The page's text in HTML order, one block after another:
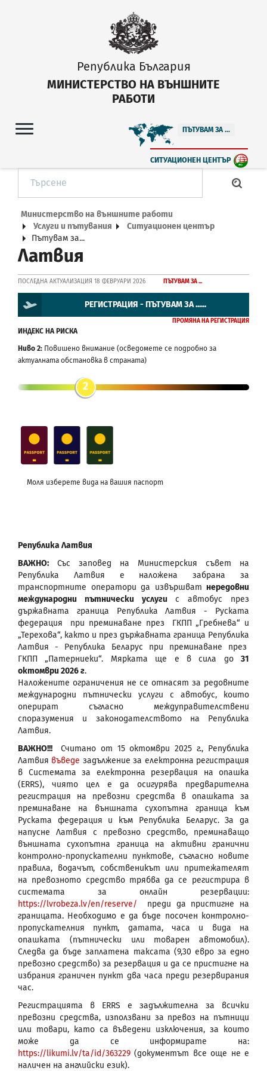
Република България
МИНИСТЕРСТВО НА ВЪНШНИТЕ
РАБОТИ
ПЪТУВАМ ЗА ...
СИТУАЦИОНЕН ЦЕНТЪР
Министерство на външните работи
Услуги и пътувания
Ситуационен център
Пътувам за...
Латвия
ПОСЛЕДНА АКТУАЛИЗАЦИЯ 18 ФЕВРУАРИ 2026 ПЪТУВАМ ЗА ...
РЕГИСТРАЦИЯ - ПЪТУВАМ ЗА ......
ПРОМЯНА НА РЕГИСТРАЦИЯ
ИНДЕКС НА РИСКА
Ниво 2: Повишено внимание (осведомете се подробно за
актуалната обстановка в страната)
2
Моля изберете вида на вашия паспорт
Република Латвия
ВАЖНО: Със заповед на Министерския съвет на
Република Латвия е наложена забрана за
транспортните оператори да извършват нередовни
международни пътнически услуги с автобус през
държавната граница Република Латвия - Руската
федерация при преминаване през ГКПП „Гребнева“ и
„Терехова“, както и през държавната граница Република
Латвия - Република Беларус при преминаване през
ГКПП „Патерниеки“. Мярката ще е в сила до 31
октомври 2026 г.
Наложените ограничения не се отнасят за редовните
международни пътнически услуги с автобус, които
оперират съгласно междуправителствени
споразумения и законодателството на Република
Латвия.
ВАЖНО!!! Считано от 15 октомври 2025 г., Република
Латвия въведе задължение за електронна регистрация
в Системата за електронна резервация на опашка
(ERRS), чиято цел е да осигурява предварителна
регистрация на превозни средства в опашката за
преминаване на външната сухопътна граница към
Руската федерация и към Република Беларус. За да
напусне Латвия с превозно средство, преминаващо
външната сухопътна граница на активни гранични
контролно-пропускателни пунктове, съгласно новите
правила, водачът, собственикът или притежателят
на превозното средство трябва да се регистрира в
системата за онлайн резервации:
https://lvrobeza.lv/en/reserve/ преди да пристигне на
границата. Необходимо е да бъде посочен контролно-
пропускателния пункт, датата, часа и вида на
опашката (пътнически или товарен автомобил).
Следва да бъде заплатена таксата (9,30 евро за едно
превозно средство) за резервация и да се пристигне на
избрания граничен пункт два часа преди резервирания
час.
Регистрацията в ERRS е задължителна за всички
превозни средства, използвани за превоз на пътници
или товари, като са въведени изключения, за които
може да се информирате на:
https://likumi.lv/ta/id/363229 (документът все още не е
наличен на английски език).